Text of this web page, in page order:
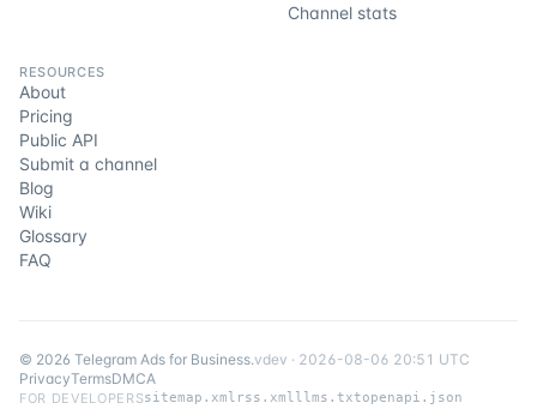
Channel stats
RESOURCES
About
Pricing
Public API
Submit a channel
Blog
Wiki
Glossary
FAQ
© 2026 Telegram Ads for Business.vdev · 2026-08-06 20:51 UTC
PrivacyTermsDMCA
FOR DEVELOPERSsitemap.xml rss.xmlllms.txtopenapi.json